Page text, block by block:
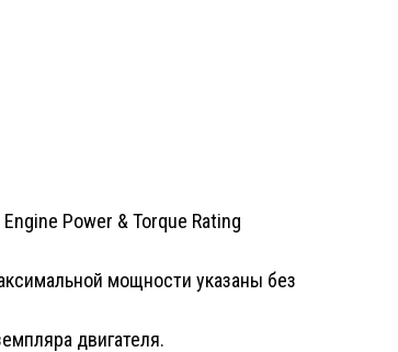
Power & Torque Rating
мощности указаны без
двигателя.